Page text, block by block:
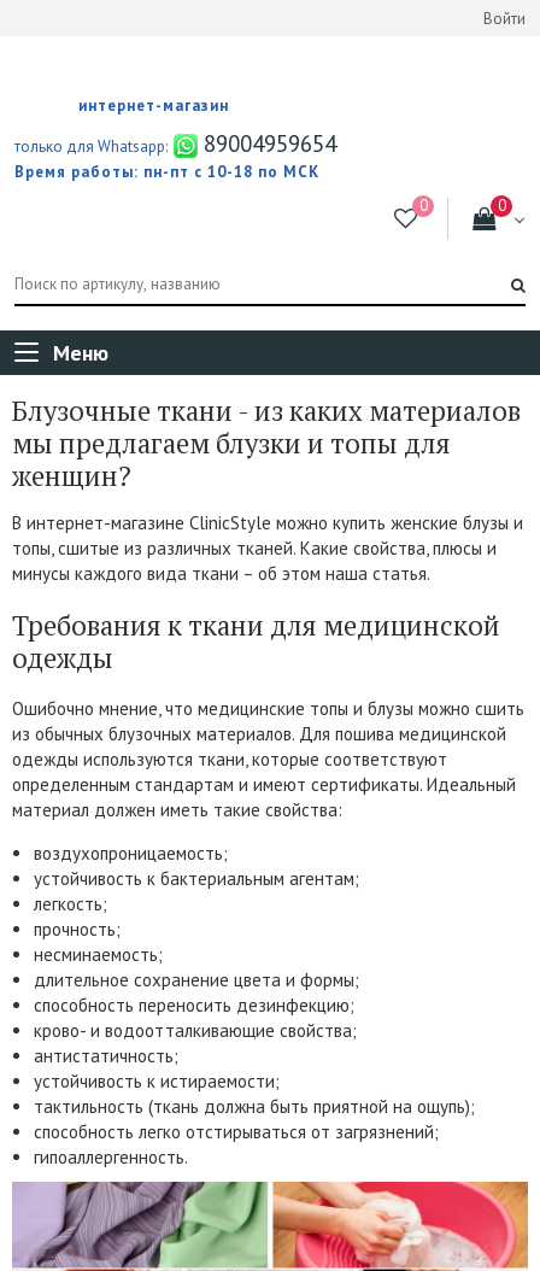
Войти
интернет-магазин
только для Whatsapp:
89004959654
Время работы: пн-пт с 10-18 по МСК
Меню
Блузочные ткани - из каких материалов
мы предлагаем блузки и топы для
женщин?
В интернет-магазине ClinicStyle можно купить женские блузы и
топы, сшитые из различных тканей. Какие свойства, плюсы и
минусы каждого вида ткани – об этом наша статья.
Требования к ткани для медицинской
одежды
Ошибочно мнение, что медицинские топы и блузы можно сшить
из обычных блузочных материалов. Для пошива медицинской
одежды используются ткани, которые соответствуют
определенным стандартам и имеют сертификаты. Идеальный
материал должен иметь такие свойства:
воздухопроницаемость;
устойчивость к бактериальным агентам;
легкость;
прочность;
несминаемость;
длительное сохранение цвета и формы;
способность переносить дезинфекцию;
крово- и водоотталкивающие свойства;
антистатичность;
устойчивость к истираемости;
тактильность (ткань должна быть приятной на ощупь);
способность легко отстирываться от загрязнений;
гипоаллергенность.